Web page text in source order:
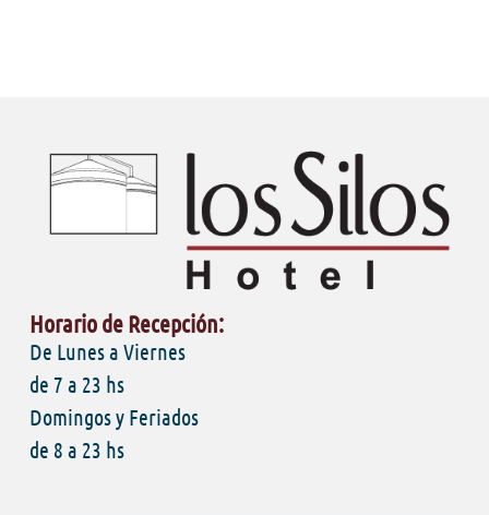
Horario de Recepción:
De Lunes a Viernes
de 7 a 23 hs
Domingos y Feriados
de 8 a 23 hs